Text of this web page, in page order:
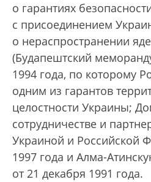
о гарантиях
с присоединением
о нераспространении
(Будапештский
1994 года, по которому
одним из гарантов
целостности Украины;
сотрудничестве и
Украиной и Российской
1997 года и Алма-
от 21 декабря 1991 года.